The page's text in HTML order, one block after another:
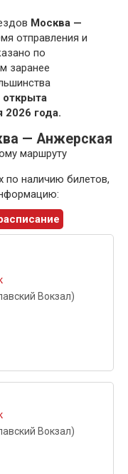
Москва —
отправления и
по
заранее
открыта
года.
— Анжерская
маршруту
по наличию билетов,
Вокзал)
Вокзал)